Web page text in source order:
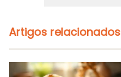
Artigos relacionados